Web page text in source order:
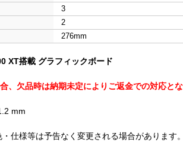
3
2
276mm
XT搭載 グラフィックボード
、欠品時は納期未定によりご返金での対応と
mm
仕様等は予告なく変更される場合があります。